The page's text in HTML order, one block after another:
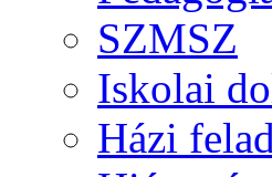
SZMSZ
Iskolai
Házi